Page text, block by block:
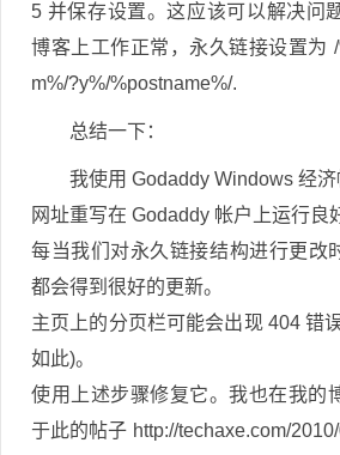
5 并保存设置。这应该可以解决问
博客上工作正常，永久链接设置为
m%/?y%/%postname%/.
总结一下：
我使用 Godaddy Windows 经济
网址重写在 Godaddy 帐户上运行良
每当我们对永久链接结构进行更改
都会得到很好的更新。
主页上的分页栏可能会出现 404 错
如此)。
使用上述步骤修复它。我也在我的
于此的帖子 http://techaxe.com/